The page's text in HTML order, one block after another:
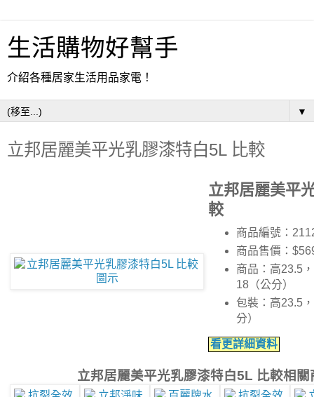
生活購物好幫手
介紹各種居家生活用品家電！
▼
立邦居麗美平光乳膠漆特白5L 比較
立邦居麗美平
較
商品編號：
商品售價：
商品：高23.5
18（公分）
包裝：高23.5
分）
看更詳細資料
立邦居麗美平光乳膠漆特白5L 比較相關